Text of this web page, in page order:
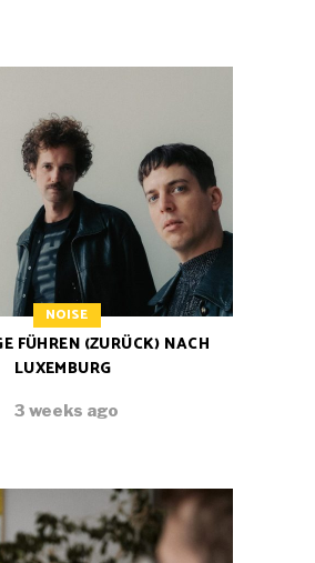
NOISE
FÜHREN (ZURÜCK) NACH
LUXEMBURG
3 weeks ago